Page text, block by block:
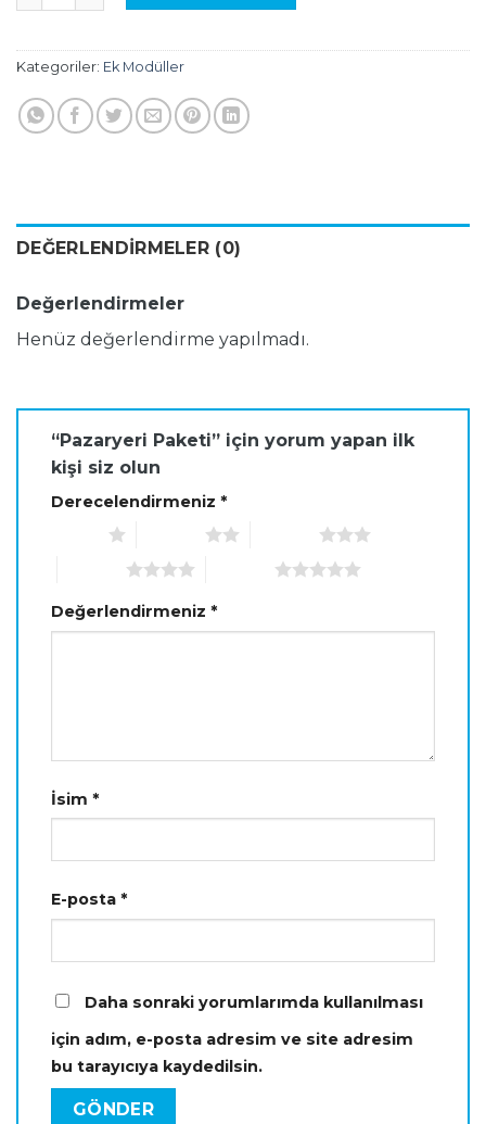
Kategoriler: Ek Modüller
DEĞERLENDIRMELER (0)
Değerlendirmeler
Henüz değerlendirme yapılmadı.
“Pazaryeri Paketi” için yorum yapan ilk
kişi siz olun
Derecelendirmeniz *
Değerlendirmeniz *
İsim *
E-posta *
Daha sonraki yorumlarımda kullanılması
için adım, e-posta adresim ve site adresim
bu tarayıcıya kaydedilsin.